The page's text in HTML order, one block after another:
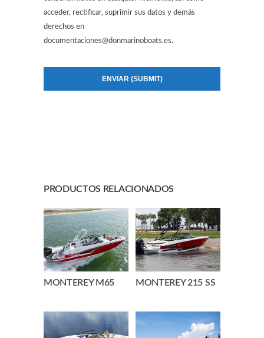
acceder, rectificar, suprimir sus datos y demás
derechos en
documentaciones@donmarinoboats.es.
PRODUCTOS RELACIONADOS
MONTEREY M65 MONTEREY 215 SS